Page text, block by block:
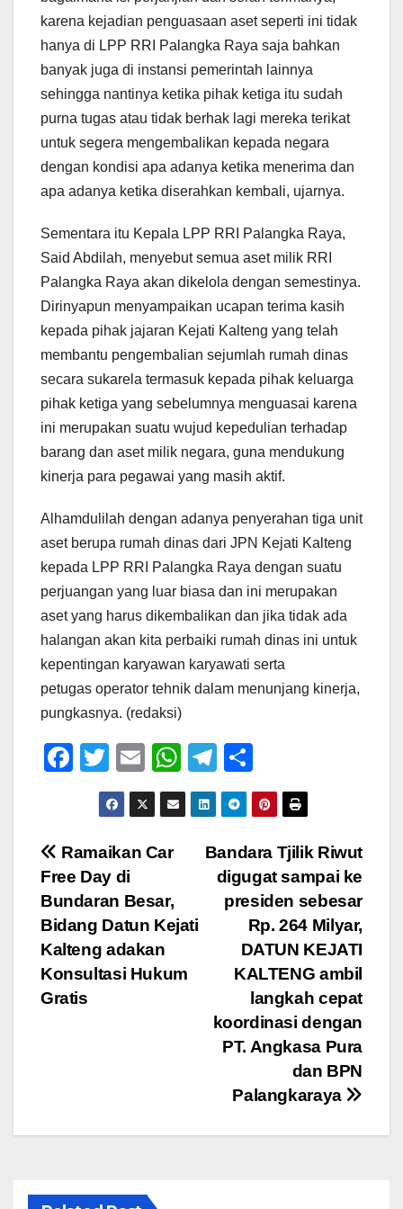
karena kejadian penguasaan aset seperti ini tidak
hanya di LPP RRI Palangka Raya saja bahkan
banyak juga di instansi pemerintah lainnya
sehingga nantinya ketika pihak ketiga itu sudah
purna tugas atau tidak berhak lagi mereka terikat
untuk segera mengembalikan kepada negara
dengan kondisi apa adanya ketika menerima dan
apa adanya ketika diserahkan kembali, ujarnya.
Sementara itu Kepala LPP RRI Palangka Raya,
Said Abdilah, menyebut semua aset milik RRI
Palangka Raya akan dikelola dengan semestinya.
Dirinyapun menyampaikan ucapan terima kasih
kepada pihak jajaran Kejati Kalteng yang telah
membantu pengembalian sejumlah rumah dinas
secara sukarela termasuk kepada pihak keluarga
pihak ketiga yang sebelumnya menguasai karena
ini merupakan suatu wujud kepedulian terhadap
barang dan aset milik negara, guna mendukung
kinerja para pegawai yang masih aktif.
Alhamdulilah dengan adanya penyerahan tiga unit
aset berupa rumah dinas dari JPN Kejati Kalteng
kepada LPP RRI Palangka Raya dengan suatu
perjuangan yang luar biasa dan ini merupakan
aset yang harus dikembalikan dan jika tidak ada
halangan akan kita perbaiki rumah dinas ini untuk
kepentingan karyawan karyawati serta
petugas operator tehnik dalam menunjang kinerja,
pungkasnya. (redaksi)
F
e
b
o
o
k
T
wi
tt
er
E
m
ail
W
h
at
p
T
el
e
gr
a
m
h
ar
e
Navigasi
pos
Bandara Tjilik Riwut
digugat sampai ke
presiden sebesar
Rp. 264 Milyar,
DATUN KEJATI
KALTENG ambil
langkah cepat
koordinasi dengan
PT. Angkasa Pura
dan BPN
Palangkaraya
Ramaikan Car
Free Day di
Bundaran Besar,
Bidang Datun Kejati
Kalteng adakan
Konsultasi Hukum
Gratis